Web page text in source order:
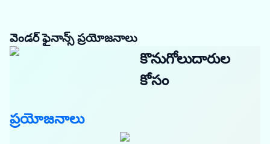
వెండర్ ఫైనాన్స్ ప్రయోజనాలు
కొనుగోలుదారుల
కోసం
ప్రయోజనాలు